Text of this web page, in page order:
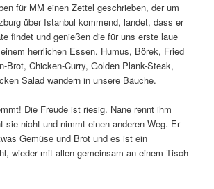
für MM einen Zettel geschrieben, der um
über Istanbul kommend, landet, dass er
findet und genießen die für uns erste laue
herrlichen Essen. Humus, Börek, Fried
Brot, Chicken-Curry, Golden Plank-Steak,
Salad wandern in unsere Bäuche.
Die Freude ist riesig. Nane rennt ihm
sie nicht und nimmt einen anderen Weg. Er
Gemüse und Brot und es ist ein
wieder mit allen gemeinsam an einem Tisch